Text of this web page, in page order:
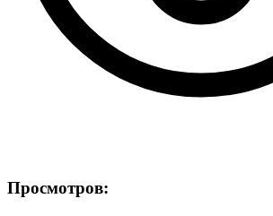
Просмотров: